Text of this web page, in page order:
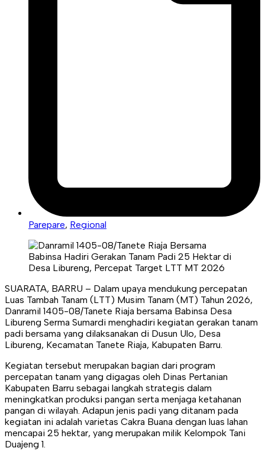
Parepare, Regional
SUARATA, BARRU – Dalam upaya mendukung percepatan
Luas Tambah Tanam (LTT) Musim Tanam (MT) Tahun 2026,
Danramil 1405-08/Tanete Riaja bersama Babinsa Desa
Libureng Serma Sumardi menghadiri kegiatan gerakan tanam
padi bersama yang dilaksanakan di Dusun Ulo, Desa
Libureng, Kecamatan Tanete Riaja, Kabupaten Barru.
Kegiatan tersebut merupakan bagian dari program
percepatan tanam yang digagas oleh Dinas Pertanian
Kabupaten Barru sebagai langkah strategis dalam
meningkatkan produksi pangan serta menjaga ketahanan
pangan di wilayah. Adapun jenis padi yang ditanam pada
kegiatan ini adalah varietas Cakra Buana dengan luas lahan
mencapai 25 hektar, yang merupakan milik Kelompok Tani
Duajeng 1.